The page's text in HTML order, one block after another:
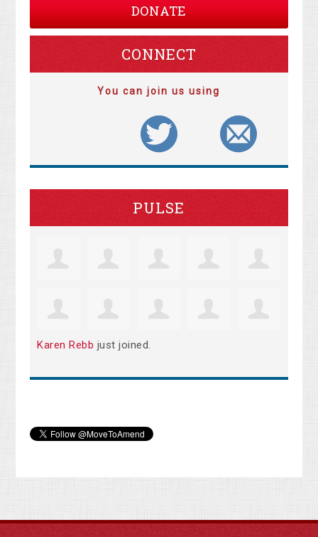
DONATE
CONNECT
You can join us using
PULSE
Karen Rebb just joined.